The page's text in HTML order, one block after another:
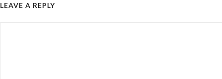
LEAVE A REPLY